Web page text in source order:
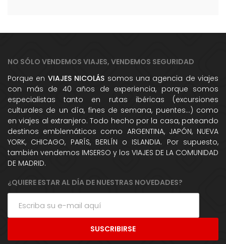
NO SÓLO VENDEMOS VIAJES, VENDEMOS SEGURIDAD
Porque en VIAJES NICOLÁS somos una agencia de viajes
con más de 40 años de experiencia, porque somos
especialistas tanto en rutas ibéricas (excursiones
culturales de un día, fines de semana, puentes...) como
en viajes al extranjero. Todo hecho por la casa, pateando
destinos emblemáticos como ARGENTINA, JAPÓN, NUEVA
YORK, CHICAGO, PARÍS, BERLÍN o ISLANDIA. Por supuesto,
también vendemos IMSERSO y los VIAJES DE LA COMUNIDAD
DE MADRID.
¿QUIERE ESTAR AL DÍA DE NUESTRAS NOVEDADES?